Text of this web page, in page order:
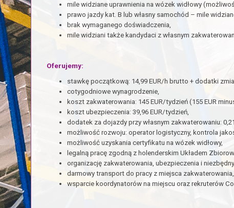
mile widziane uprawnienia na wózek widłowy
prawo jazdy kat. B lub własny samochód – mile
brak wymaganego doświadczenia,
mile widziani także kandydaci z własnym
Oferujemy:
stawkę początkową: 14,99 EUR/h brutto + dodatki
cotygodniowe wynagrodzenie,
koszt zakwaterowania: 145 EUR/tydzień (155 EUR
koszt ubezpieczenia: 39,96 EUR/tydzień,
dodatek za dojazdy przy własnym zakwaterowaniu:
możliwość rozwoju: operator logistyczny, kontrola
możliwość uzyskania certyfikatu na wózek widłowy,
legalną pracę zgodną z holenderskim Układem
organizację zakwaterowania, ubezpieczenia i
darmowy transport do pracy z miejsca zakwaterowania,
wsparcie koordynatorów na miejscu oraz rekruterów